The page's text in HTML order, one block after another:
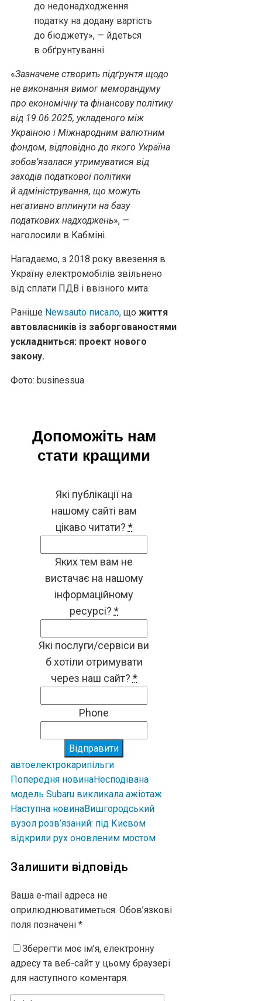
до недонадходження
податку на додану вартість
до бюджету», — йдеться
в обґрунтуванні.
«Зазначене створить підґрунтя щодо
не виконання вимог меморандуму
про економічну та фінансову політику
від 19.06.2025, укладеного між
Україною і Міжнародним валютним
фондом, відповідно до якого Україна
зобов’язалася утримуватися від
заходів податкової політики
й адміністрування, що можуть
негативно вплинути на базу
податкових надходжень», —
наголосили в Кабміні.
Нагадаємо, з 2018 року ввезення в
Україну електромобілів звільнено
від сплати ПДВ і ввізного мита.
Раніше Newsauto писало, що життя
автовласників із заборгованостями
ускладниться: проект нового
закону.
Фото: businessua
Допоможіть нам
стати кращими
Які публікації на
нашому сайті вам
цікаво читати? *
Яких тем вам не
вистачає на нашому
інформаційному
ресурсі? *
Які послуги/сервіси ви
б хотіли отримувати
через наш сайт? *
Phone
Відправити
автоелектрокарипільги
Попередня новинаНесподівана
модель Subaru викликала ажіотаж
Наступна новинаВишгородський
вузол розв’язаний: під Києвом
відкрили рух оновленим мостом
Залишити відповідь
Ваша e-mail адреса не
оприлюднюватиметься. Обов’язкові
поля позначені *
Зберегти моє ім’я, електронну
адресу та веб-сайт у цьому браузері
для наступного коментаря.